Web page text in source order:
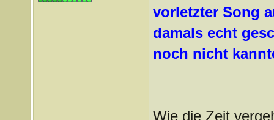
vorletzter Song
damals echt
noch nicht
Wie die Zeit